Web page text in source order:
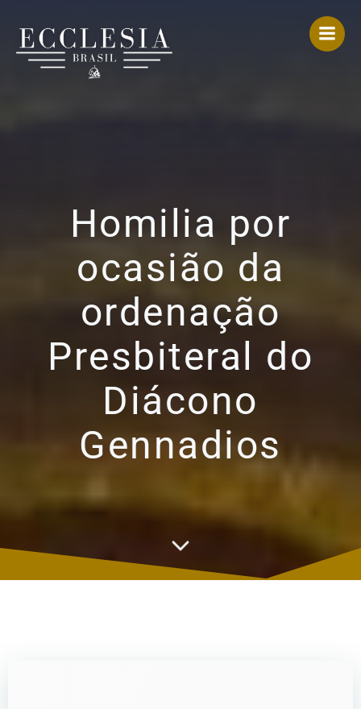
Homilia por
ocasião da
ordenação
Presbiteral do
Diácono
Gennadios